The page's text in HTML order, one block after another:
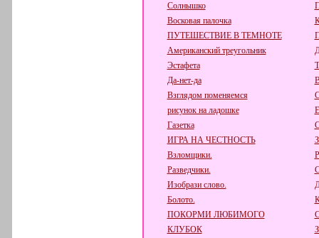
Солнышко
Восковая палочка
ПУТЕШЕСТВИЕ В ТЕМНОТЕ
Американский треугольник
Эстафета
Да-нет-да
Взглядом поменяемся
рисунок на ладошке
Газетка
ИГРА НА ЧЕСТНОСТЬ
Взломщики.
Разведчики.
Изобрази слово.
Болото.
ПОКОРМИ ЛЮБИМОГО
КЛУБОК